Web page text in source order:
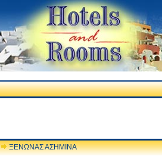
ΞΕΝΩΝΑΣ ΑΣΗΜΙΝΑ